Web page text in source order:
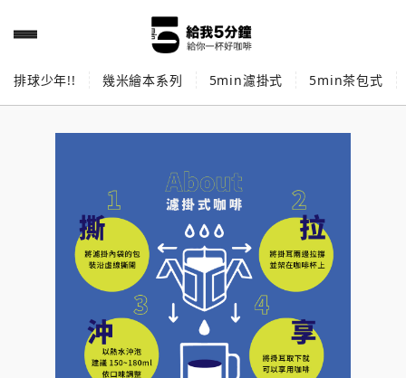
排球少年!! 幾米繪本系列 5min濾掛式 5min茶包式